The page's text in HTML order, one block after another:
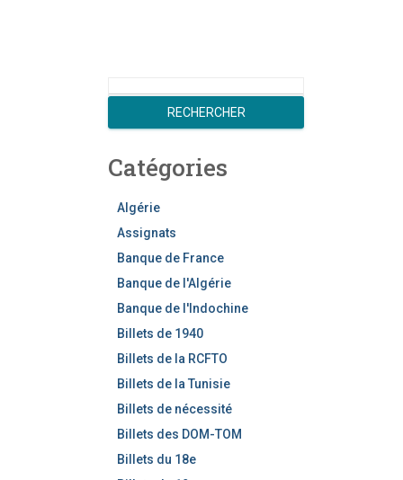
c
e
RECHERCHER
Catégories
Algérie
Assignats
Banque de France
Banque de l'Algérie
Banque de l'Indochine
Billets de 1940
Billets de la RCFTO
Billets de la Tunisie
Billets de nécessité
Billets des DOM-TOM
Billets du 18e